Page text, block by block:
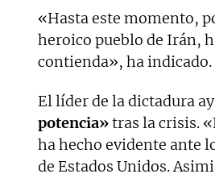
«Hasta este momento,
heroico pueblo de Irán,
contienda», ha indicado.
El líder de la dictadura
potencia»tras la crisis.
ha hecho evidente ante
de Estados Unidos.